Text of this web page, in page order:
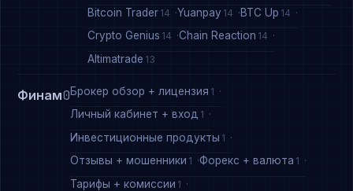
Bitcoin Trader 14 Yuanpay 14 BTC Up 14
Crypto Genius 14 Chain Reaction 14
Altimatrade 13
Финам0Брокер обзор + лицензия 1
Личный кабинет + вход 1
Инвестиционные продукты 1
Отзывы + мошенники 1 Форекс + валюта 1
Тарифы + комиссии 1